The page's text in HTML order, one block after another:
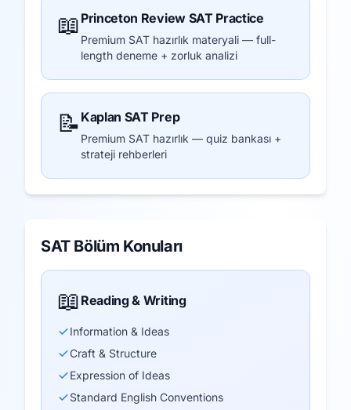
📖 Princeton Review SAT Practice
Premium SAT hazırlık materyali — full-
length deneme + zorluk analizi
📝 Kaplan SAT Prep
Premium SAT hazırlık — quiz bankası +
strateji rehberleri
SAT Bölüm Konuları
📖 Reading & Writing
Information & Ideas
Craft & Structure
Expression of Ideas
Standard English Conventions